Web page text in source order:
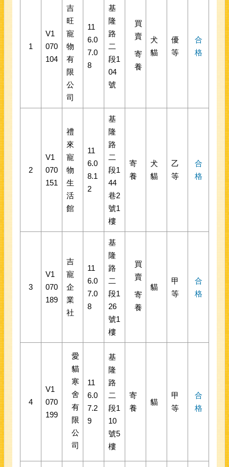
1
V1
070
104
吉
旺
寵
物
有
限
公
司
11
6.0
7.0
8
基
隆
路
二
段1
04
號
買
賣
寄
養
犬
貓
優
等
合
格
2
V1
070
151
禮
來
寵
物
生
活
館
11
6.0
8.1
2
基
隆
路
二
段1
44
巷2
號1
樓
寄
養
犬
貓
乙
等
合
格
3
V1
070
189
吉
寵
企
業
社
11
6.0
7.0
8
基
隆
路
二
段1
26
號1
樓
買
賣
寄
養
貓
甲
等
合
格
4
V1
070
199
愛
貓
寒
舍
有
限
公
司
11
6.0
7.2
9
基
隆
路
二
段1
10
號5
樓
寄
養
貓
甲
等
合
格